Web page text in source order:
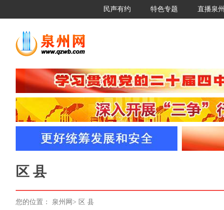
民声有约 特色专题 直播泉州
区 县
您的位置： 泉州网 > 区 县